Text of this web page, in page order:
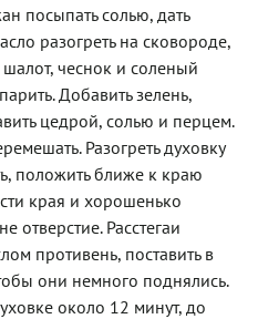
посыпать солью, дать
разогреть на сковороде,
чеснок и соленый
Добавить зелень,
цедрой, солью и перцем.
Разогреть духовку
положить ближе к краю
края и хорошенько
отверстие. Расстегаи
противень, поставить в
они немного поднялись.
около 12 минут, до